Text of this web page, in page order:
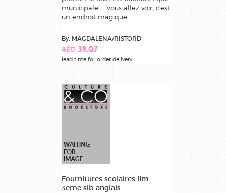
municipale. - Vous allez voir, c'est
un endroit magique....
By: MAGDALENA/RISTORD
AED 39.07
lead time for order delivery
Fournitures scolaires llm -
3eme sib anglais